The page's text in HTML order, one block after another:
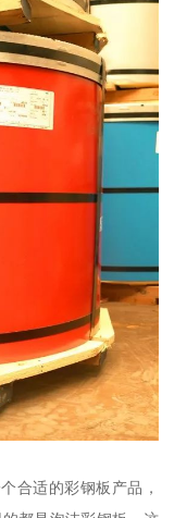
合适的彩钢板产品，